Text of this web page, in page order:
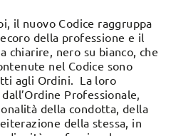
il nuovo Codice raggruppa
della professione e il
chiarire, nero su bianco, che
nel Codice sono
agli Ordini. La loro
Professionale,
della condotta, della
della stessa, in